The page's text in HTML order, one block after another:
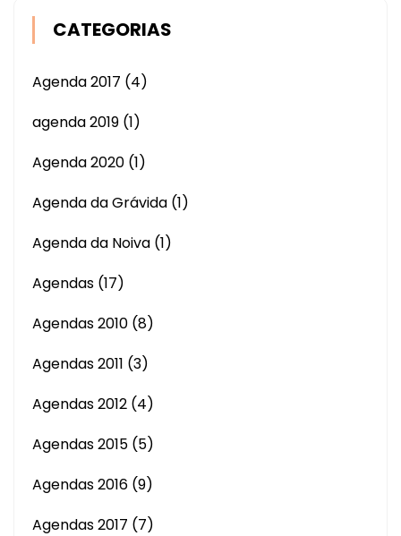
CATEGORIAS
Agenda 2017 (4)
agenda 2019 (1)
Agenda 2020 (1)
Agenda da Grávida (1)
Agenda da Noiva (1)
Agendas (17)
Agendas 2010 (8)
Agendas 2011 (3)
Agendas 2012 (4)
Agendas 2015 (5)
Agendas 2016 (9)
Agendas 2017 (7)